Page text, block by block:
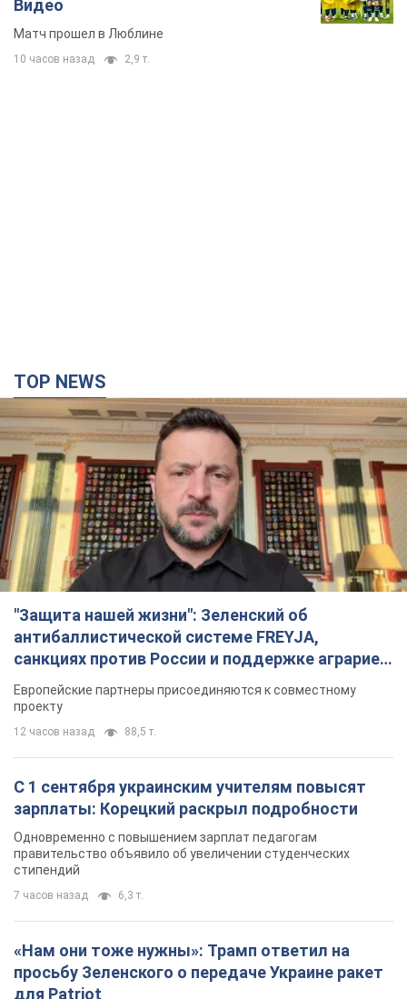
Видео
Матч прошел в Люблине
10 часов назад 2,9 т.
TOP NEWS
"Защита нашей жизни": Зеленский об
антибаллистической системе FREYJA,
санкциях против России и поддержке аграриев.
Видео
Европейские партнеры присоединяются к совместному
проекту
12 часов назад 88,5 т.
С 1 сентября украинским учителям повысят
зарплаты: Корецкий раскрыл подробности
Одновременно с повышением зарплат педагогам
правительство объявило об увеличении студенческих
стипендий
7 часов назад 6,3 т.
«Нам они тоже нужны»: Трамп ответил на
просьбу Зеленского о передаче Украине ракет
для Patriot